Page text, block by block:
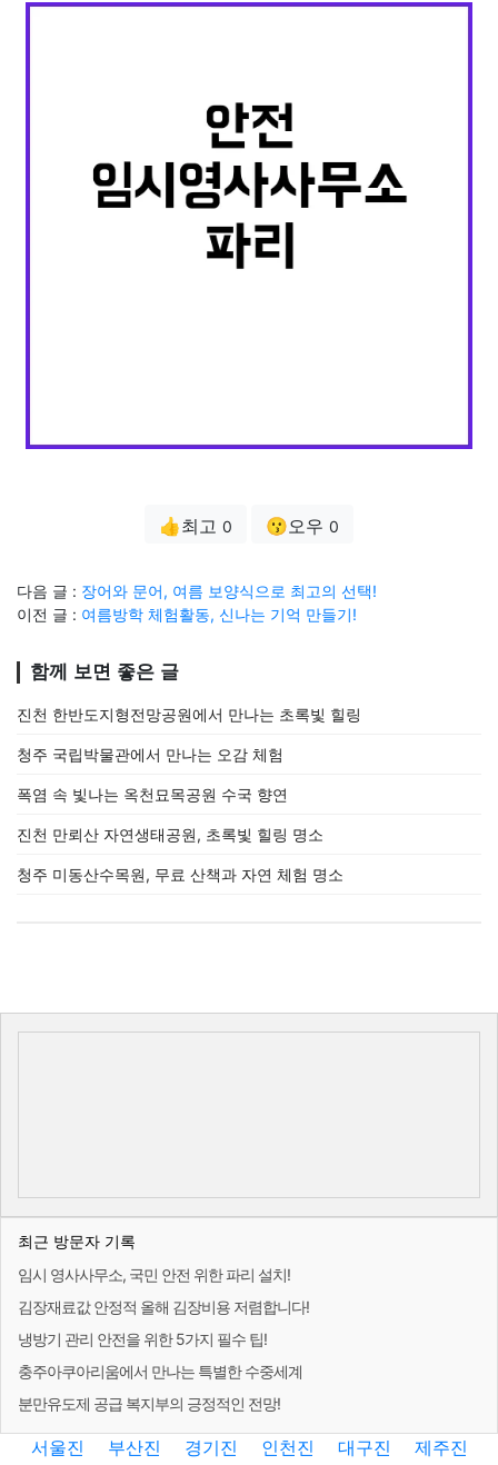
👍최고 0 😗오우 0
다음 글 : 장어와 문어, 여름 보양식으로 최고의 선택!
이전 글 : 여름방학 체험활동, 신나는 기억 만들기!
함께 보면 좋은 글
진천 한반도지형전망공원에서 만나는 초록빛 힐링
청주 국립박물관에서 만나는 오감 체험
폭염 속 빛나는 옥천묘목공원 수국 향연
진천 만뢰산 자연생태공원, 초록빛 힐링 명소
청주 미동산수목원, 무료 산책과 자연 체험 명소
최근 방문자 기록
임시 영사사무소, 국민 안전 위한 파리 설치!
김장재료값 안정적 올해 김장비용 저렴합니다!
냉방기 관리 안전을 위한 5가지 필수 팁!
충주아쿠아리움에서 만나는 특별한 수중세계
분만유도제 공급 복지부의 긍정적인 전망!
서울진 부산진 경기진 인천진 대구진
제주진